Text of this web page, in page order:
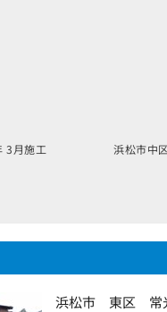
3月施工 浜松市中区
浜松市 東区 常